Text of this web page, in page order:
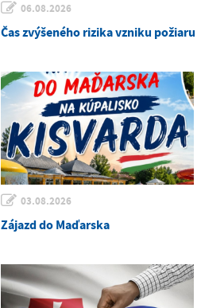
06.08.2026
Čas zvýšeného rizika vzniku požiaru
03.08.2026
Zájazd do Maďarska